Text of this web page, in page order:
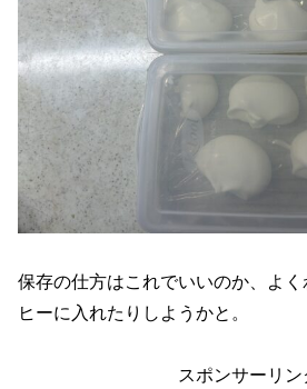
保存の仕方はこれでいいのか、よ
ヒーに入れたりしようかと。
スポンサーリン